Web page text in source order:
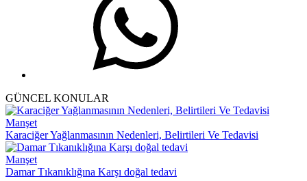
GÜNCEL KONULAR
Manşet
Karaciğer Yağlanmasının Nedenleri, Belirtileri Ve Tedavisi
Manşet
Damar Tıkanıklığına Karşı doğal tedavi